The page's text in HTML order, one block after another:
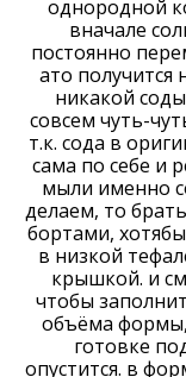
однородной
вначале
постоянно
ато получится
никакой
совсем чуть-
т.к. сода в
сама по себе и
мыли именно
делаем, то
бортами,
в низкой
крышкой. и
чтобы
объёма
готовке
опустится. в